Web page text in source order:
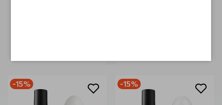
-15% -15%